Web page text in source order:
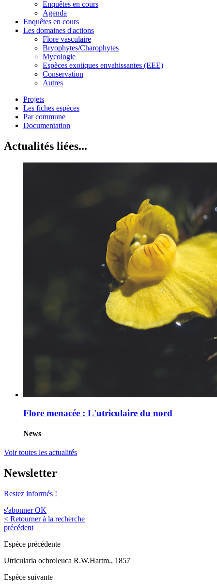
Enquêtes en cours
Agenda
Enquêtes en cours
Les domaines d'actions
Flore vasculaire
Bryophytes/Charophytes
Mycologie
Espèces exotiques envahissantes (EEE)
Conservation
Autres
Projets
Les fiches espèces
Par commune
Documentation
Actualités liées...
Flore menacée : L'utriculaire du nord
News
Voir toutes les actualités
Newsletter
Restez informés !
s'abonner OK
< Retourner à la recherche
précédent
Espèce précédente
Utricularia ochroleuca R.W.Hartm., 1857
Espèce suivante